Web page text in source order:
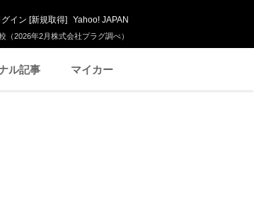
2026年2月株式会社プラグ調べ）
グイン [新規取得] Yahoo! JAPAN
ル記事 マイカー